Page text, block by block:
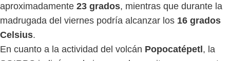
aproximadamente 23 grados, mientras que durante la
madrugada del viernes podría alcanzar los 16 grados
Celsius.
En cuanto a la actividad del volcán Popocatépetl, la